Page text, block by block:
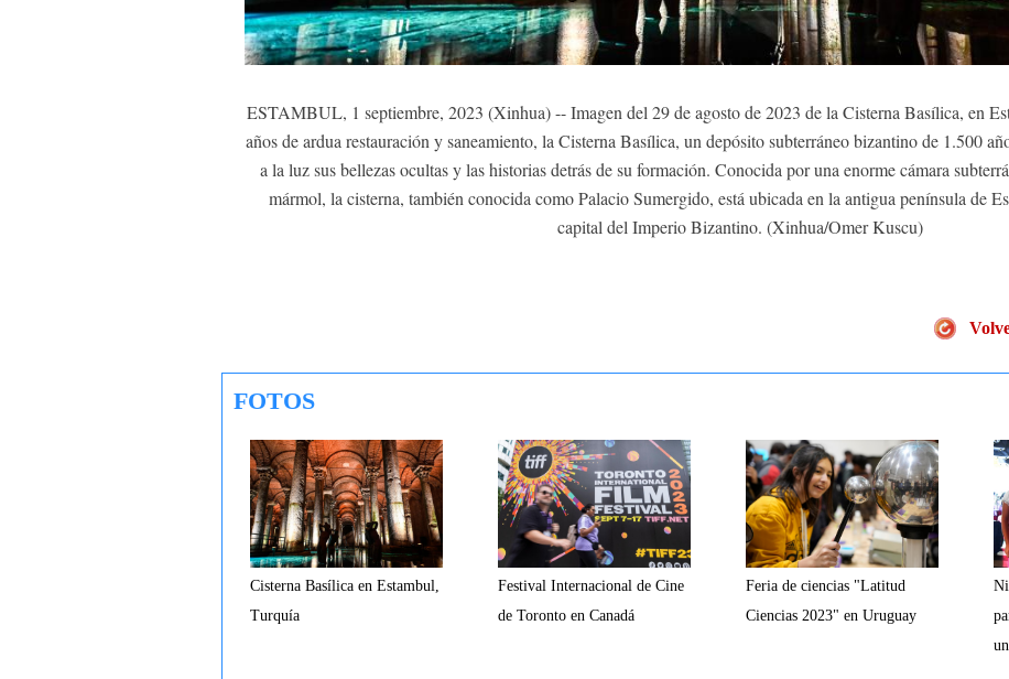
ESTAMBUL, 1 septiembre, 2023 (Xinhua) -- Imagen del 29 de agosto de 2023 de la Cisterna Basílica, en
años de ardua restauración y saneamiento, la Cisterna Basílica, un depósito subterráneo bizantino de 1.500
a la luz sus bellezas ocultas y las historias detrás de su formación. Conocida por una enorme cámara
mármol, la cisterna, también conocida como Palacio Sumergido, está ubicada en la antigua península de
capital del Imperio Bizantino. (Xinhua/Omer Kuscu)
FOTOS
Cisterna Basílica en Estambul,
Turquía
Festival Internacional de Cine
de Toronto en Canadá
Feria de ciencias "Latitud
Ciencias 2023" en Uruguay